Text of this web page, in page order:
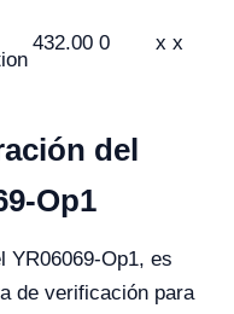
432.00 0 x x
del
Op1
YR06069-Op1, es
de verificación para